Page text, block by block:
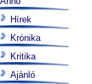
Hírek
Krónika
Kritika
Ajánló